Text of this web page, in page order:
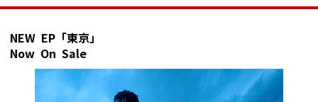
NEW EP「東京」
Now On Sale